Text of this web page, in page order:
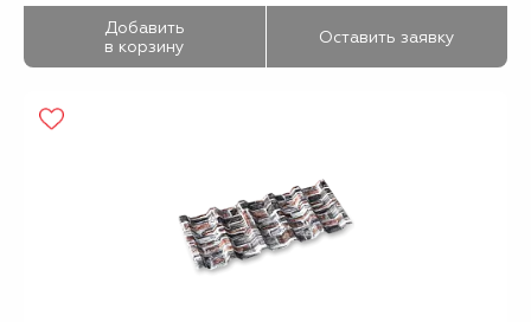
Добавить
в корзину
Оставить заявку